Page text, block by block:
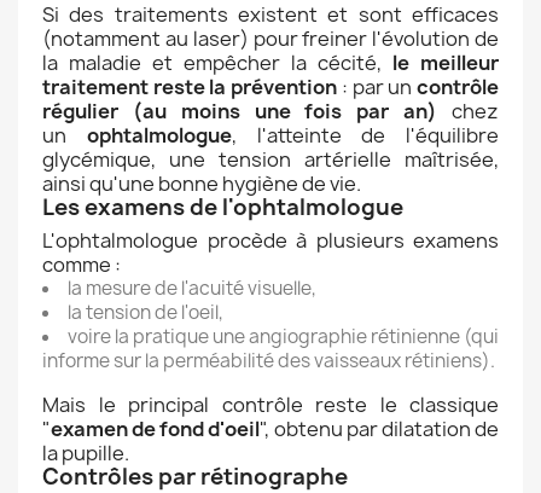
Si des traitements existent et sont efficaces
(notamment au laser) pour freiner l'évolution de
la maladie et empêcher la cécité, le meilleur
traitement reste la prévention : par uncontrôle
régulier (au moins une fois par an) chez
un ophtalmologue, l'atteinte de l'équilibre
glycémique, une tension artérielle maîtrisée,
ainsi qu'une bonne hygiène de vie.
Les examens de l'ophtalmologue
L'ophtalmologue procède à plusieurs examens
comme :
la mesure de l'acuité visuelle,
la tension de l'oeil,
voire la pratique une angiographie rétinienne (qui
informe sur la perméabilité des vaisseaux rétiniens).
Mais le principal contrôle reste le classique
"examen de fond d'oeil", obtenu par dilatation de
la pupille.
Contrôles par rétinographe